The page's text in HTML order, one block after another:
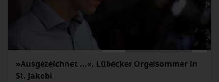
»Ausgezeichnet ...«. Lübecker Orgelsommer in
St. Jakobi